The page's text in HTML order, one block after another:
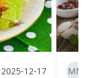
2025-12-17 ММ